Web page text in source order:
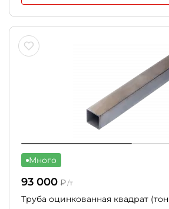
Много
93 000 ₽/т
Труба оцинкованная квадрат